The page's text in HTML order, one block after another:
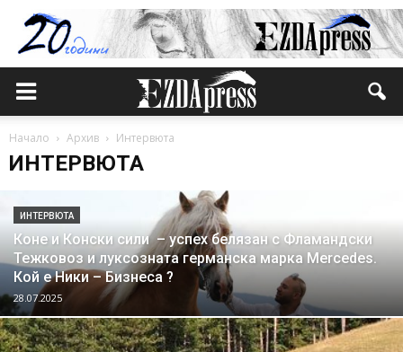
Начало Архив Интервюта
ИНТЕРВЮТА
ИНТЕРВЮТА
Коне и Конски сили – успех белязан с Фламандски
Тежковоз и луксозната германска марка Mercedes.
Кой е Ники – Бизнеса ?
28.07.2025